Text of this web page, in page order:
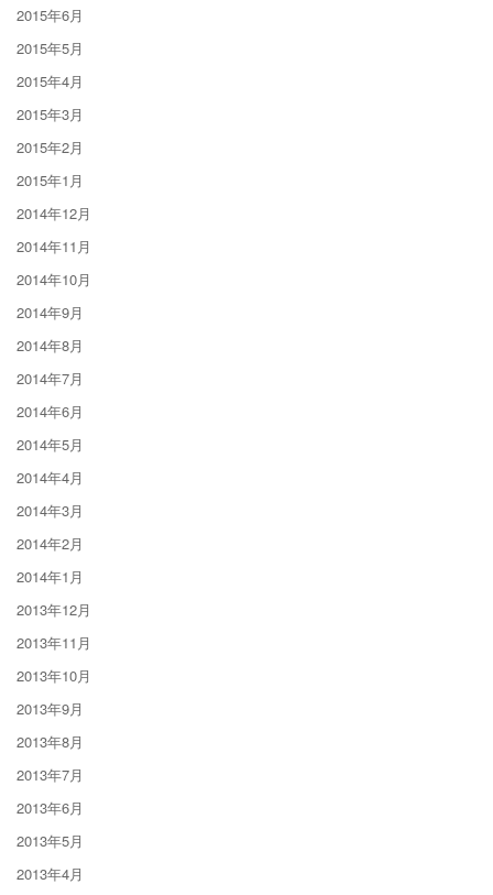
2015年6月
2015年5月
2015年4月
2015年3月
2015年2月
2015年1月
2014年12月
2014年11月
2014年10月
2014年9月
2014年8月
2014年7月
2014年6月
2014年5月
2014年4月
2014年3月
2014年2月
2014年1月
2013年12月
2013年11月
2013年10月
2013年9月
2013年8月
2013年7月
2013年6月
2013年5月
2013年4月